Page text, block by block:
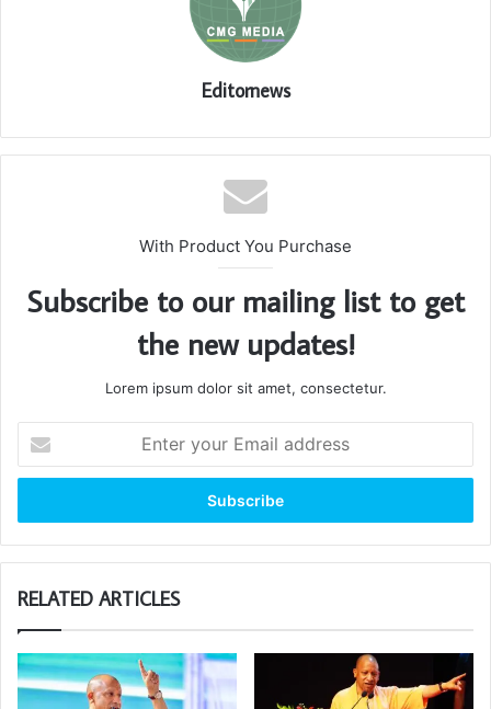
Editornews
With Product You Purchase
Subscribe to our mailing list to get
the new updates!
Lorem ipsum dolor sit amet, consectetur.
your
Email
RELATED ARTICLES